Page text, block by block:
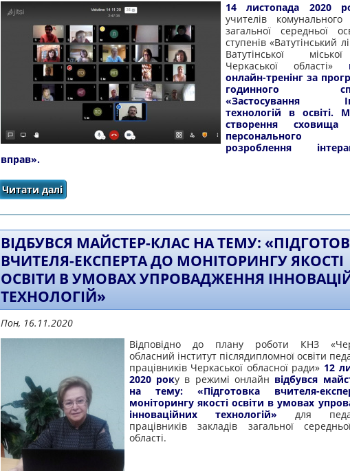
14 листопада 2020
учителів комунального
загальної середньої
ступенів «Ватутінський
Ватутінської
Черкаської області»
онлайн-тренінг за
годинного
«Застосування
технологій в освіті.
створення сховища
персонального
розроблення
вправ».
Читати даліпро УЧИТЕЛІ ВЗЯЛИ УЧАСТЬ У ТРЕНІНГУ
ВІДБУВСЯ МАЙСТЕР-КЛАС НА ТЕМУ:
ВЧИТЕЛЯ-ЕКСПЕРТА ДО МОНІТОРИНГУ ЯКОСТІ
ОСВІТИ В УМОВАХ УПРОВАДЖЕННЯ
ТЕХНОЛОГІЙ»
Пон, 16.11.2020
Відповідно до плану роботи КНЗ
обласний інститут післядипломної освіти
працівників Черкаської обласної ради» 12
2020 року в режимі онлайн відбувся
на тему: «Підготовка вчителя-
моніторингу якості освіти в умовах
інноваційних технологій» для
працівників закладів загальної
області.